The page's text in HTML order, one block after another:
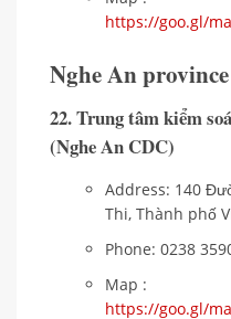
https://goo.gl/
Nghe An
22. Trung tâm kiểm
(Nghe An CDC)
Address: 140
Thi, Thành phố
Phone: 0238
Map :
https://goo.gl/